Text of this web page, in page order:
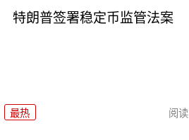
特朗普签署稳定币监管法案
最热 阅读